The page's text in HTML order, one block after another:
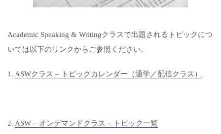
Academic Speaking & Writingクラスで出題されるトピックにつ
いては以下のリンクからご参照ください。
1. ASWクラス – トピックカレンダー（通学／配信クラス）
2. ASW – オンデマンドクラス – トピック一覧